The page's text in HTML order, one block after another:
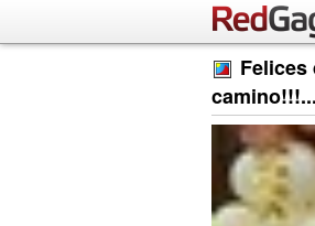
Felices